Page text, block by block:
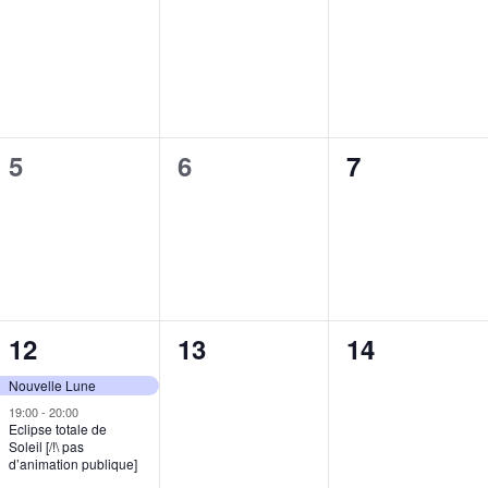
0
5
0
6
0
7
2
évènements,
12
Nouvelle Lune
19:00- 20:00
Eclipse totale de
Soleil [/!\ pas
d’animation publique]
0
13
0
14